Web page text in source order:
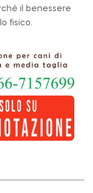
il benessere
fisico.